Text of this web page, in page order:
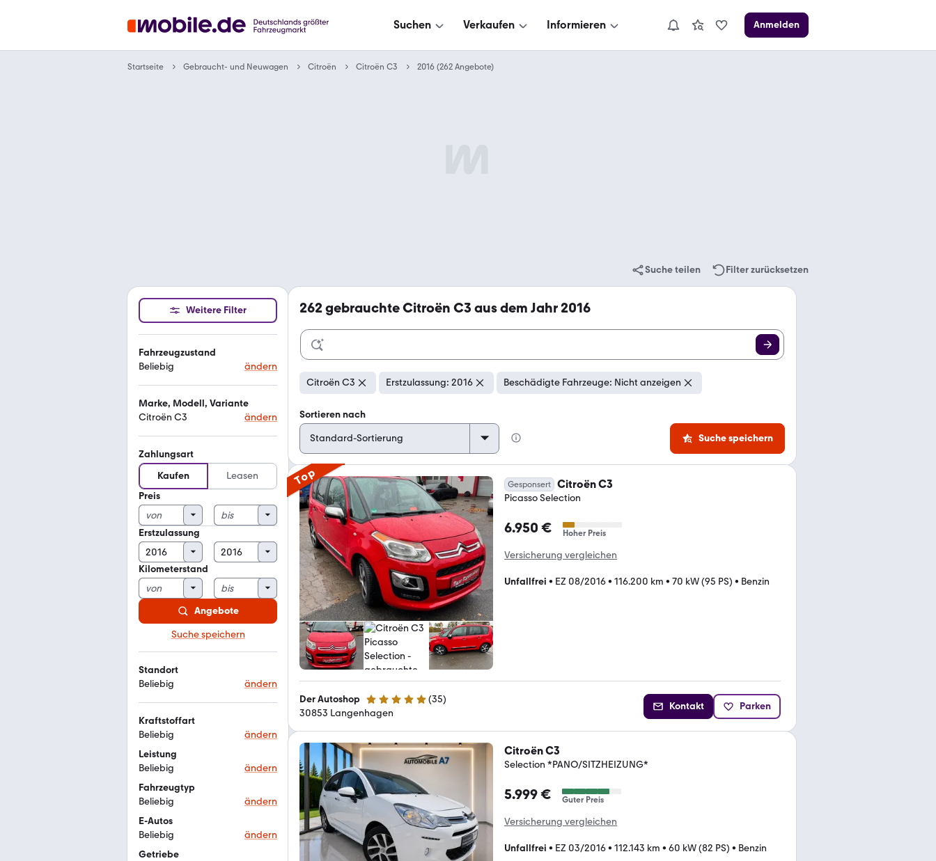
Suchen Verkaufen Informieren Anmelden
Startseite Gebraucht- und Neuwagen Citroën Citroën C3 2016 (262 Angebote)
Suche teilen Filter zurücksetzen
Weitere Filter
Fahrzeugzustand
Beliebig
ändern
Marke, Modell, Variante
Citroën C3
ändern
Zahlungsart
Kaufen
Leasen
Preis
Erstzulassung
Kilometerstand
Angebote
Suche speichern
Standort
Beliebig
ändern
Kraftstoffart
Beliebig
ändern
Leistung
Beliebig
ändern
Fahrzeugtyp
Beliebig
ändern
E-Autos
Beliebig
ändern
Getriebe
262gebrauchte Citroën C3 aus dem Jahr 2016
Citroën C3 Erstzulassung: 2016 Beschädigte Fahrzeuge: Nicht anzeigen
Sortieren nach
Suche speichern
Top Gesponsert Citroën C3
Picasso Selection
6.950 € Hoher Preis
Versicherung vergleichen
Unfallfrei • EZ 08/2016• 116.200 km • 70 kW (95 PS) • Benzin
Der Autoshop 4.8 Sterne (35)
30853 Langenhagen
Kontakt Parken
Citroën C3
Selection *PANO/SITZHEIZUNG*
5.999 € Guter Preis
Versicherung vergleichen
Unfallfrei • EZ 03/2016• 112.143 km • 60 kW (82 PS) • Benzin